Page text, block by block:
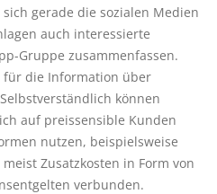
gerade die sozialen Medien
auch interessierte
Gruppe zusammenfassen.
für die Information über
können
auf preissensible Kunden
nutzen, beispielsweise
Zusatzkosten in Form von
verbunden.